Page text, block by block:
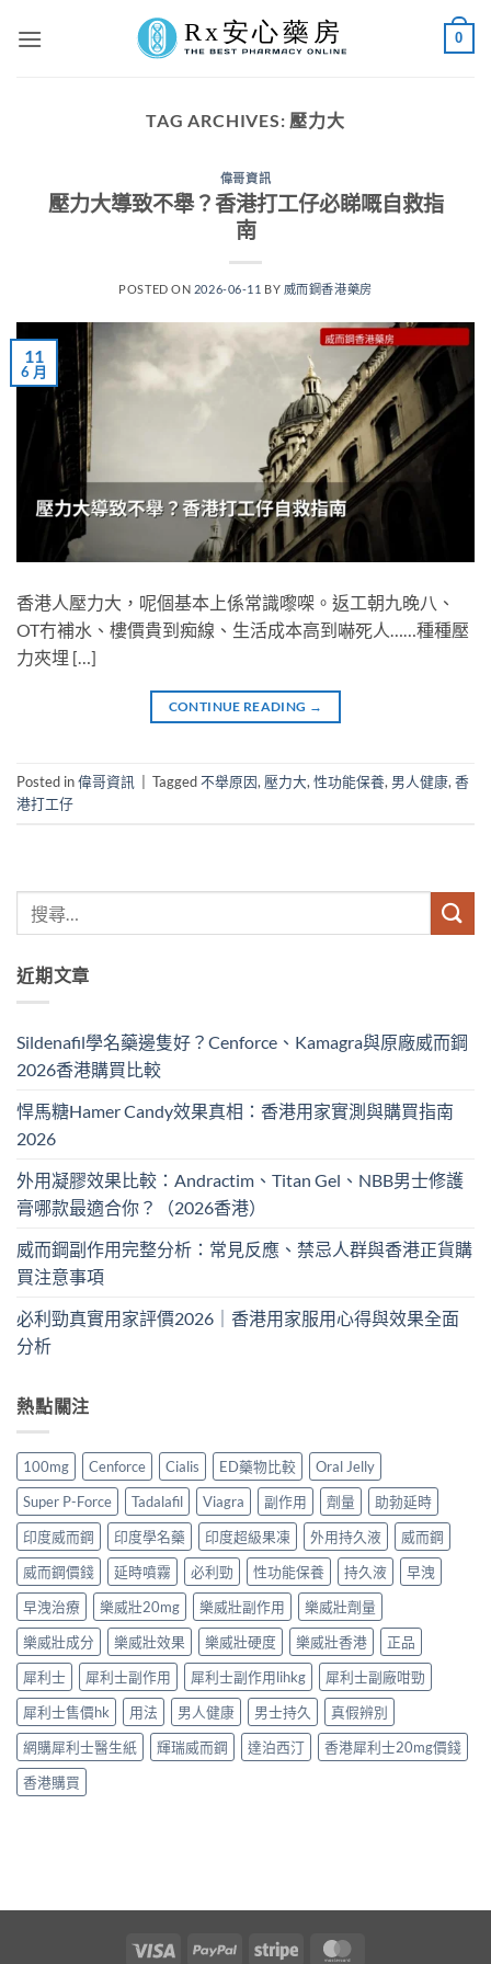
0
TAG ARCHIVES: 壓力大
偉哥資訊
壓力大導致不舉？香港打工仔必睇嘅自救指
南
POSTED ON 2026-06-11 BY 威而鋼香港藥房
11
6 月
香港人壓力大，呢個基本上係常識嚟㗎。返工朝九晚八、
OT冇補水、樓價貴到痴線、生活成本高到嚇死人……種種壓
力夾埋 […]
CONTINUE READING →
Posted in偉哥資訊 Tagged不舉原因, 壓力大,性功能保養, 男人健康,香
港打工仔
近期文章
Sildenafil學名藥邊隻好？Cenforce、Kamagra與原廠威而鋼
2026香港購買比較
悍馬糖Hamer Candy效果真相：香港用家實測與購買指南
2026
外用凝膠效果比較：Andractim、Titan Gel、NBB男士修護
膏哪款最適合你？（2026香港）
威而鋼副作用完整分析：常見反應、禁忌人群與香港正貨購
買注意事項
必利勁真實用家評價2026｜香港用家服用心得與效果全面
分析
熱點關注
100mg Cenforce Cialis ED藥物比較
Oral Jelly
Super P-Force
Tadalafil Viagra 副作用 劑量
助勃延時
印度威而鋼
印度學名藥 印度超級果凍 外用持久液
威而鋼
威而鋼價錢
延時噴霧 必利勁 性功能保養 持久液
早洩
早洩治療
樂威壯20mg 樂威壯副作用
樂威壯劑量
樂威壯成分
樂威壯效果 樂威壯硬度 樂威壯香港
正品
犀利士
犀利士副作用 犀利士副作用lihkg
犀利士副廠咁勁
犀利士售價hk
用法 男人健康 男士持久
真假辨別
網購犀利士醫生紙
輝瑞威而鋼 達泊西汀
香港犀利士20mg價錢
香港購買
Visa PayPal Stripe